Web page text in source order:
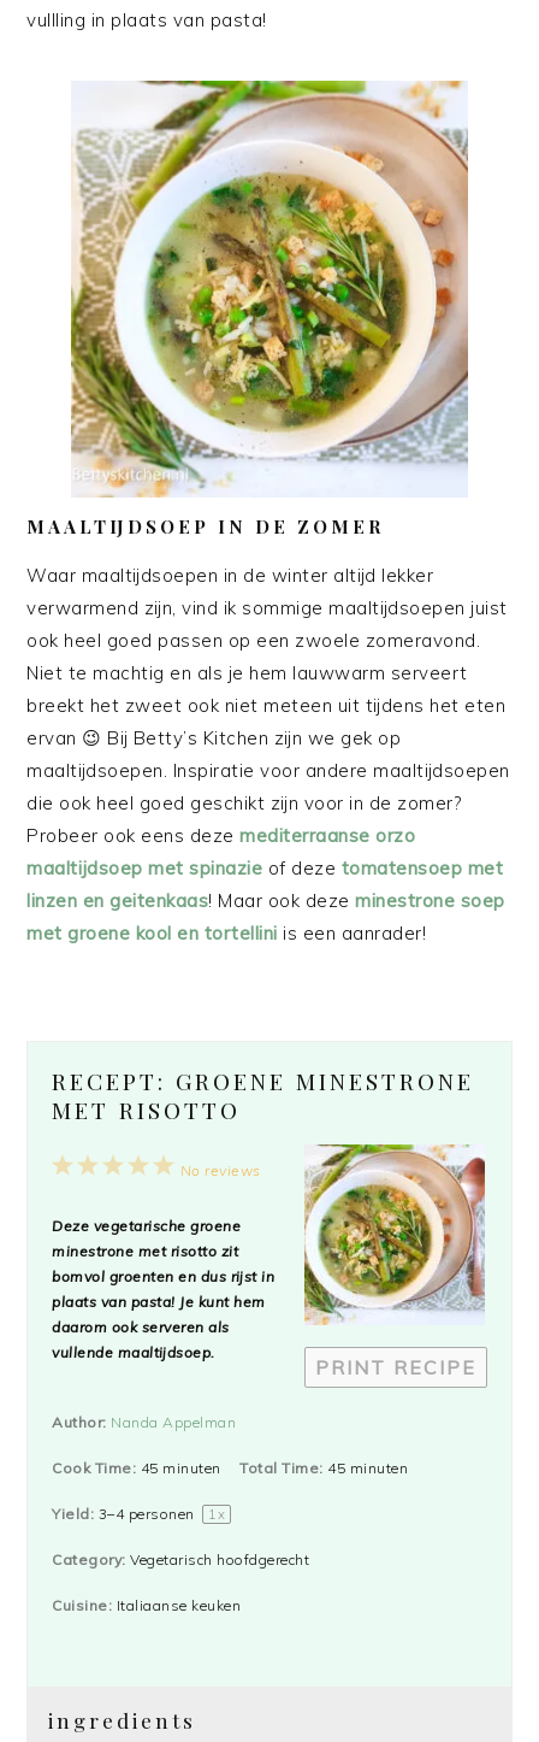
vullling in plaats van pasta!
MAALTIJDSOEP IN DE ZOMER
Waar maaltijdsoepen in de winter altijd lekker
verwarmend zijn, vind ik sommige maaltijdsoepen juist
ook heel goed passen op een zwoele zomeravond.
Niet te machtig en als je hem lauwwarm serveert
breekt het zweet ook niet meteen uit tijdens het eten
ervan 😉 Bij Betty’s Kitchen zijn we gek op
maaltijdsoepen. Inspiratie voor andere maaltijdsoepen
die ook heel goed geschikt zijn voor in de zomer?
Probeer ook eens dezemediterraanse orzo
maaltijdsoep met spinazie of deze tomatensoep met
linzen en geitenkaas! Maar ook dezeminestrone soep
met groene kool en tortellini is een aanrader!
RECEPT: GROENE MINESTRONE
MET RISOTTO
PRINT RECIPE
5
4
3
2
1
No reviews
Deze vegetarische groene
minestrone met risotto zit
bomvol groenten en dus rijst in
plaats van pasta! Je kunt hem
daarom ook serveren als
vullende maaltijdsoep.
Author: Nanda Appelman
Cook Time: 45 minuten Total Time: 45 minuten
Yield: 3–4personen 1x
Category: Vegetarisch hoofdgerecht
Cuisine: Italiaanse keuken
ingredients